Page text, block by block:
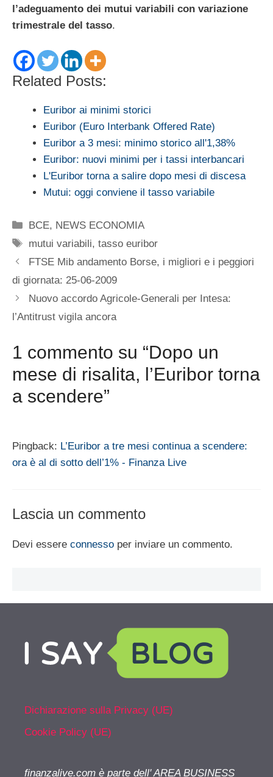
l’adeguamento dei mutui variabili con variazione
trimestrale del tasso.
Related Posts:
Euribor ai minimi storici
Euribor (Euro Interbank Offered Rate)
Euribor a 3 mesi: minimo storico all'1,38%
Euribor: nuovi minimi per i tassi interbancari
L'Euribor torna a salire dopo mesi di discesa
Mutui: oggi conviene il tasso variabile
Categorie
BCE, NEWS ECONOMIA
Tag
mutui variabili,tasso euribor
FTSE Mib andamento Borse, i migliori e i peggiori
di giornata: 25-06-2009
Nuovo accordo Agricole-Generali per Intesa:
l’Antitrust vigila ancora
1 commento su “Dopo un
mese di risalita, l’Euribor torna
a scendere”
Pingback: L’Euribor a tre mesi continua a scendere:
ora è al di sotto dell’1% - Finanza Live
Lascia un commento
Devi essere connesso per inviare un commento.
Dichiarazione sulla Privacy (UE)
Cookie Policy (UE)
finanzalive.com è parte dell' AREA BUSINESS